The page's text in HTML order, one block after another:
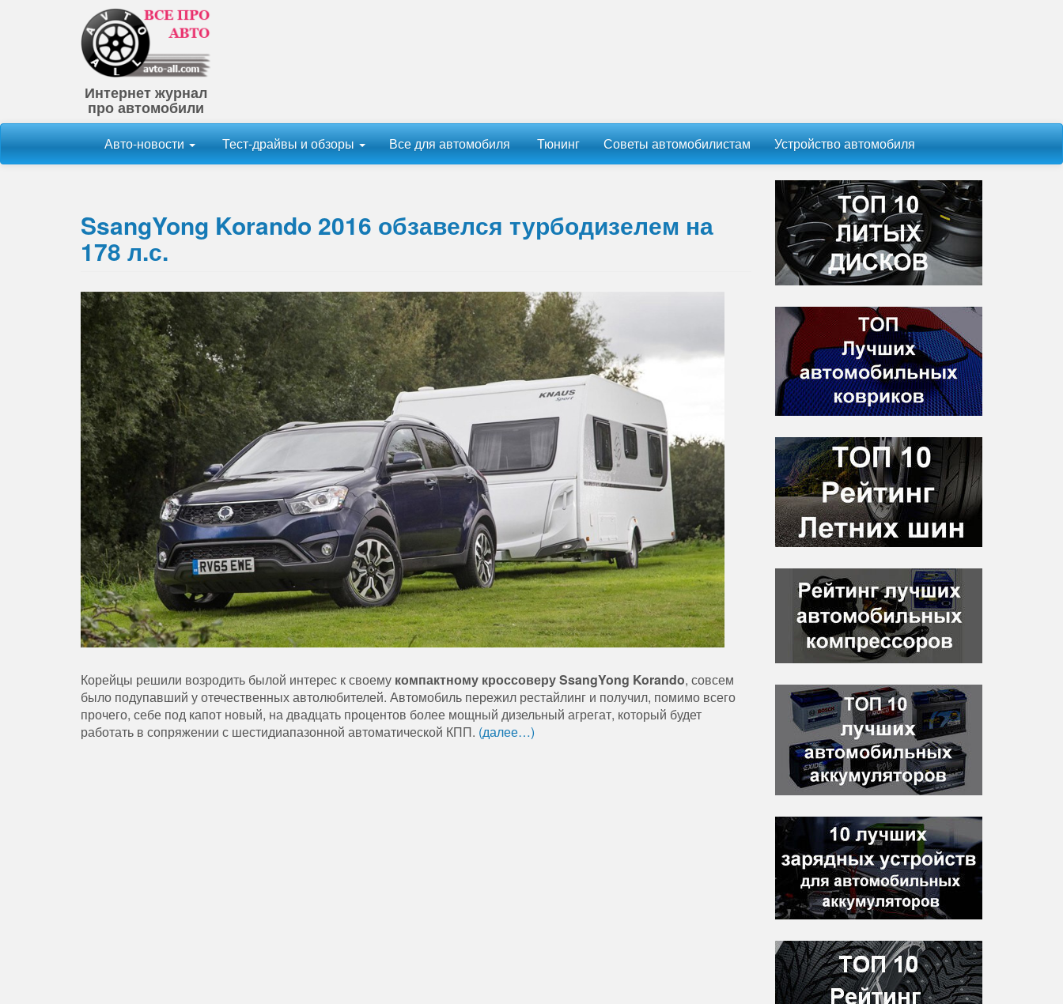
Интернет журнал
про автомобили
Авто-новости Тест-драйвы и обзоры Все для автомобиля Тюнинг Советы автомобилистам Устройство автомобиля
SsangYong Korando 2016 обзавелся турбодизелем на
178 л.с.
Корейцы решили возродить былой интерес к своему компактному кроссоверу SsangYong Korando, совсем
было подупавший у отечественных автолюбителей. Автомобиль пережил рестайлинг и получил, помимо всего
прочего, себе под капот новый, на двадцать процентов более мощный дизельный агрегат, который будет
работать в сопряжении с шестидиапазонной автоматической КПП. (далее…)